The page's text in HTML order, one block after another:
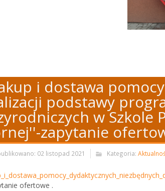
i dostawa
podstawy
w Szkole
zapytanie
02 listopad 2021 Kategoria:
ofertowe .